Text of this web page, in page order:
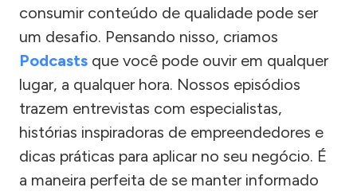
consumir conteúdo de qualidade pode ser
um desafio. Pensando nisso, criamos
Podcasts que você pode ouvir em qualquer
lugar, a qualquer hora. Nossos episódios
trazem entrevistas com especialistas,
histórias inspiradoras de empreendedores e
dicas práticas para aplicar no seu negócio. É
a maneira perfeita de se manter informado